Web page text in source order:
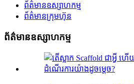
ព័ត៌មានឧស្សាហកម្ម
ព័ត៌មានក្រុមហ៊ុន
ព័ត៌មានឧស្សាហកម្ម